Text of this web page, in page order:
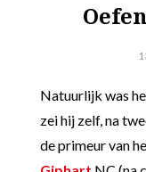
Natuurlijk was
zei hij zelf, na
de primeur van